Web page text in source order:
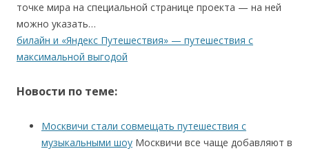
точке мира на специальной странице проекта — на ней
можно указать…
билайн и «Яндекс Путешествия» — путешествия с
максимальной выгодой
Новости по теме:
Москвичи стали совмещать путешествия с
музыкальными шоу Москвичи все чаще добавляют в